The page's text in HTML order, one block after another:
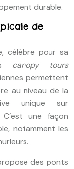
durable.
de
célèbre pour sa
canopy tours
permettent
au niveau de la
unique sur
une façon
notamment les
des ponts